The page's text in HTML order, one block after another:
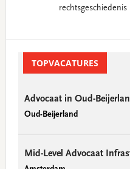
rechtsgeschiedenis
SidebarTOPVACATURES
Advocaat in Oud-
Oud-Beijerland
Mid-Level Advocaat